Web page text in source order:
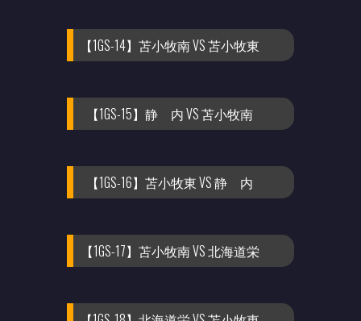
【1GS-14】苫小牧南 VS 苫小牧東
【1GS-15】静 内 VS 苫小牧南
【1GS-16】苫小牧東 VS 静 内
【1GS-17】苫小牧南 VS 北海道栄